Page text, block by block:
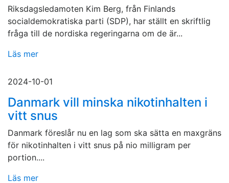
Riksdagsledamoten Kim Berg, från Finlands
socialdemokratiska parti (SDP), har ställt en skriftlig
fråga till de nordiska regeringarna om de är...
Läs mer
2024-10-01
Danmark vill minska nikotinhalten i
vitt snus
Danmark föreslår nu en lag som ska sätta en maxgräns
för nikotinhalten i vitt snus på nio milligram per
portion....
Läs mer